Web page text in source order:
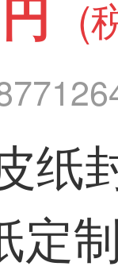
(
纸
定